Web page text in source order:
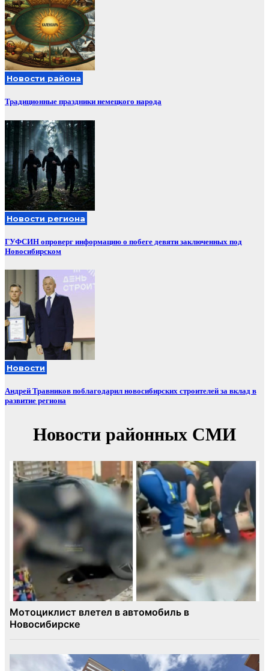
Новости района
Традиционные праздники немецкого народа
Новости региона
ГУФСИН опроверг информацию о побеге девяти заключенных под
Новосибирском
Новости
Андрей Травников поблагодарил новосибирских строителей за вклад в
развитие региона